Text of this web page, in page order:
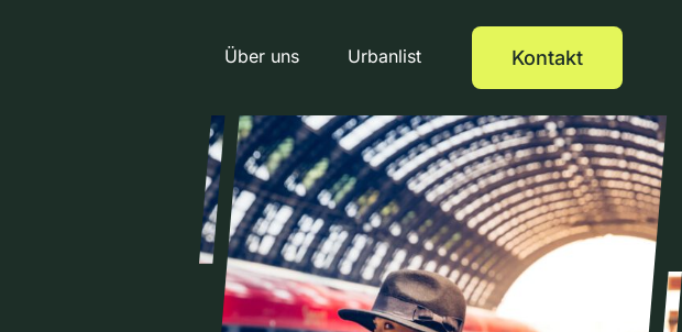
Über uns Urbanlist Kontakt